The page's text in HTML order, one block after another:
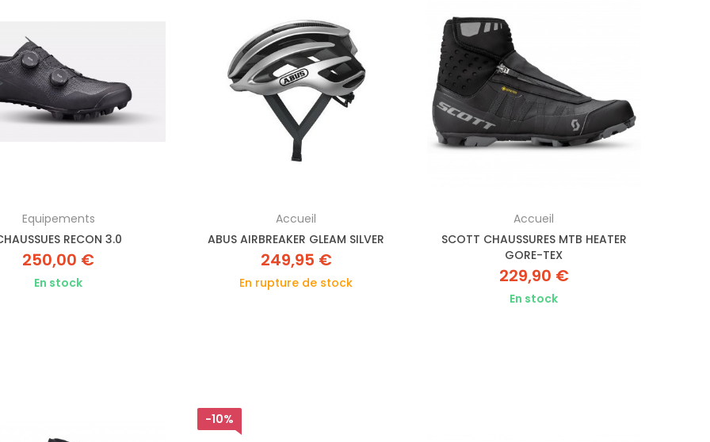
Equipements
RECON 3.0
250,00 €
En stock
Accueil
ABUS AIRBREAKER GLEAM SILVER
249,95 €
En rupture de stock
Accueil
SCOTT CHAUSSURES MTB HEATER
GORE-TEX
229,90 €
En stock
-10%